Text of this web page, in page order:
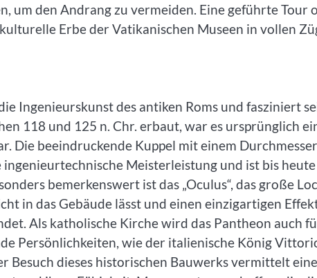
um den Andrang zu vermeiden. Eine geführte Tour
Erbe der Vatikanischen Museen in vollen
Ingenieurskunst des antiken Roms und fasziniert
118 und 125 n. Chr. erbaut, war es ursprünglich
Die beeindruckende Kuppel mit einem Durchmesser
Meisterleistung und ist bis heute
bemerkenswert ist das „Oculus“, das große
in das Gebäude lässt und einen einzigartigen
Als katholische Kirche wird das Pantheon auch
Persönlichkeiten, wie der italienische König
Besuch dieses historischen Bauwerks vermittelt